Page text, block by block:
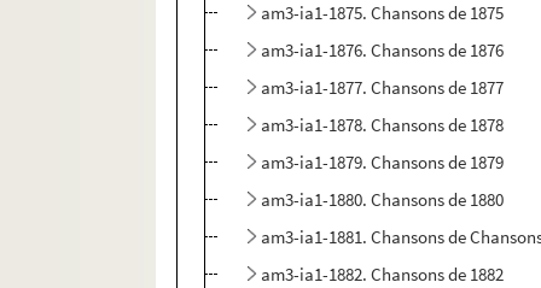
am3-ia1-1875. Chansons de 1875
am3-ia1-1876. Chansons de 1876
am3-ia1-1877. Chansons de 1877
am3-ia1-1878. Chansons de 1878
am3-ia1-1879. Chansons de 1879
am3-ia1-1880. Chansons de 1880
am3-ia1-1881. Chansons de
am3-ia1-1882. Chansons de 1882